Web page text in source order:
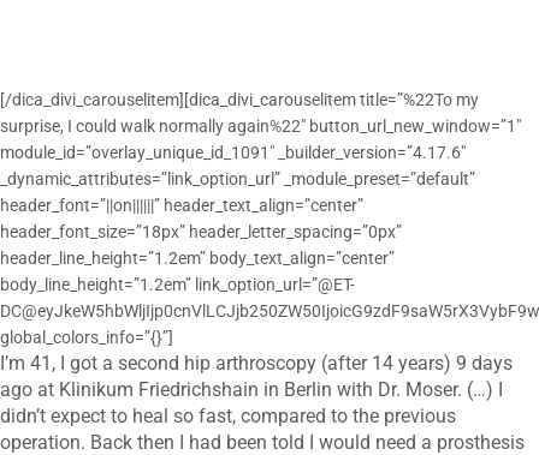
[/dica_divi_carouselitem][dica_divi_carouselitem title=”%22To my
surprise, I could walk normally again%22″ button_url_new_window=”1″
module_id=”overlay_unique_id_1091″ _builder_version=”4.17.6″
_dynamic_attributes=”link_option_url” _module_preset=”default”
header_font=”||on||||||” header_text_align=”center”
header_font_size=”18px” header_letter_spacing=”0px”
header_line_height=”1.2em” body_text_align=”center”
body_line_height=”1.2em” link_option_url=”@ET-
global_colors_info=”{}”]
I’m 41, I got a second hip arthroscopy (after 14 years) 9 days
ago at Klinikum Friedrichshain in Berlin with Dr. Moser. (…) I
didn’t expect to heal so fast, compared to the previous
operation. Back then I had been told I would need a prosthesis